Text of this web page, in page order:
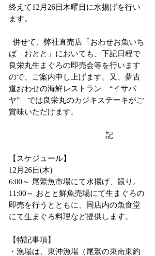
終えて12月26日木曜日に水揚げを行い
ます。
併せて、弊社直売店「おわせお魚いち
ば　おとと」においても、下記日程で
良栄丸生まぐろの即売会等を行います
ので、ご案内申し上げます。又、夢古
道おわせの海鮮レストラン　“イサバ
ヤ”　では良栄丸のカジキステーキがご
賞味いただけます。
記
【スケジュール】
12月26日(木)
6:00～ 尾鷲魚市場にて水揚げ、競り。
11:00～ おとと鮮魚売場にて生まぐろの
即売を行うとともに、同店内の魚食堂
にて生まぐろ料理など提供します。
【特記事項】
・漁場は、東沖漁場（尾鷲の東南東約